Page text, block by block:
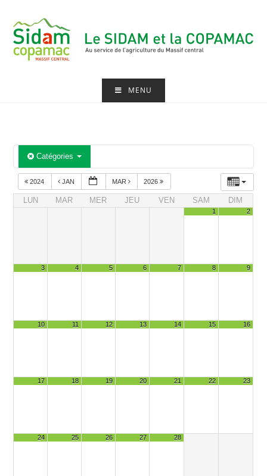
content
MENU
Catégories
2024 JAN MAR 2026
LUN MAR MER JEU VEN SAM DIM
1 2
3 4 5 6 7 8 9
10 11 12 13 14 15 16
17 18 19 20 21 22 23
24 25 26 27 28